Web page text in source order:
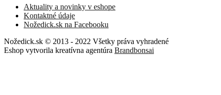
Aktuality a novinky v eshope
Kontaktné údaje
Nožedick.sk na Facebooku
Nožedick.sk © 2013 - 2022 Všetky práva vyhradené
Eshop vytvorila kreatívna agentúra Brandbonsai